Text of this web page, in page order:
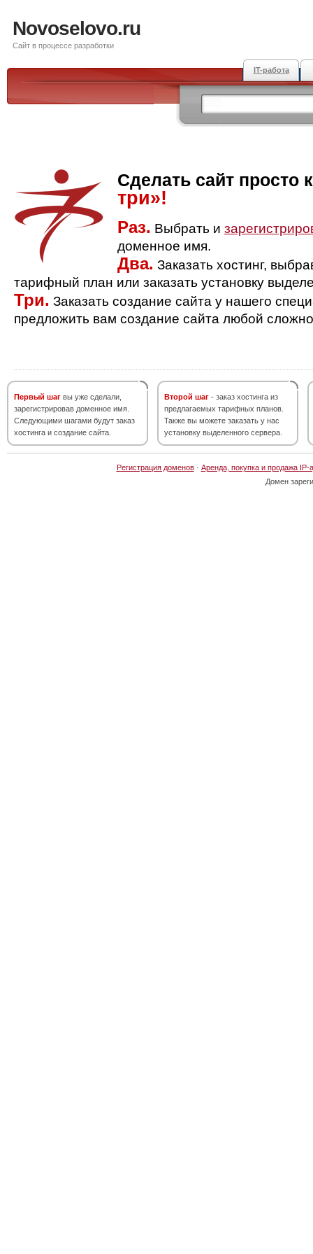
Novoselovo.ru
Сайт в процессе разработки
IT-работа
Сделать сайт просто
три»!
Раз. Выбрать и
доменное имя.
Два. Заказать хостинг,
тарифный план или заказать установку
Три. Заказать создание сайта у нашего
предложить вам создание сайта любой
Первый шаг вы уже сделали,
зарегистрировав доменное имя.
Следующими шагами будут заказ
хостинга и создание сайта.
Второй шаг - заказ хостинга из
предлагаемых тарифных планов.
Также вы можете заказать у нас
установку выделенного сервера.
Регистрация доменов· Аренда, покупка и продажа IP-
Домен